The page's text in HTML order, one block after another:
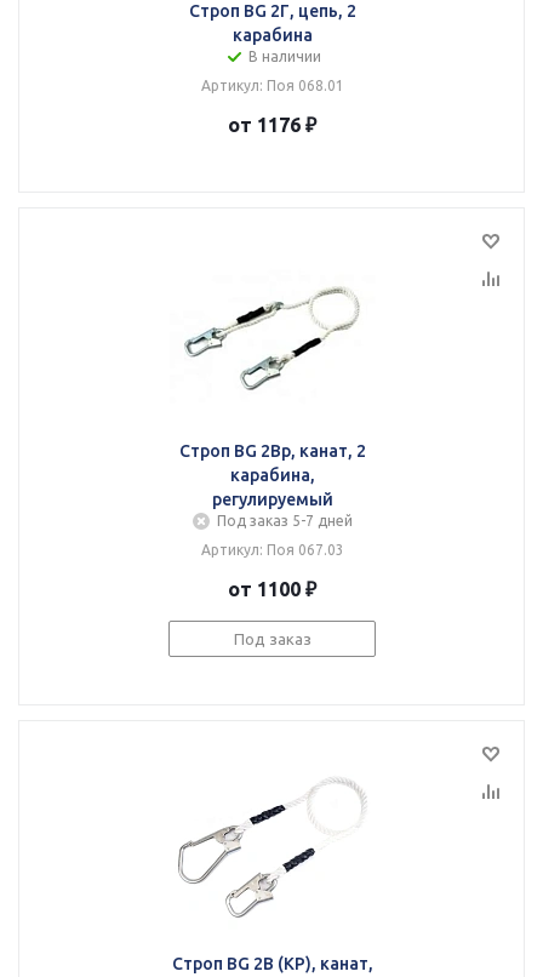
Строп BG 2Г, цепь, 2
карабина
В наличии
Артикул: Поя 068.01
от 1176 ₽
Строп BG 2Вр, канат, 2
карабина,
регулируемый
Под заказ 5-7 дней
Артикул: Поя 067.03
от 1100 ₽
Под заказ
Строп BG 2В (КР), канат,